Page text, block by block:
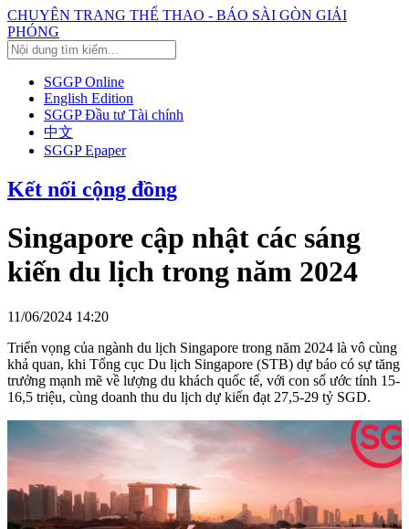
CHUYÊN TRANG THỂ THAO - BÁO SÀI GÒN GIẢI
PHÓNG
SGGP Online
English Edition
SGGP Đầu tư Tài chính
中文
SGGP Epaper
Kết nối cộng đồng
Singapore cập nhật các sáng
kiến du lịch trong năm 2024
11/06/2024 14:20
Triển vọng của ngành du lịch Singapore trong năm 2024 là vô cùng
khả quan, khi Tổng cục Du lịch Singapore (STB) dự báo có sự tăng
trưởng mạnh mẽ về lượng du khách quốc tế, với con số ước tính 15-
16,5 triệu, cùng doanh thu du lịch dự kiến đạt 27,5-29 tỷ SGD.